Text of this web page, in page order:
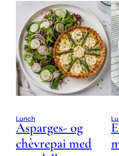
Lunch
Asparges- og
chèvrepai med